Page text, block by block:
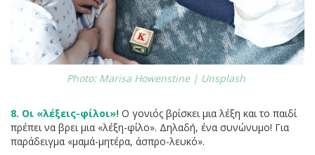
Photo: Marisa Howenstine | Unsplash
8. Οι «λέξεις-φίλοι»! Ο γονιός βρίσκει μια λέξη και το παιδί
πρέπει να βρει μια «λέξη-φίλο». Δηλαδή, ένα συνώνυμο! Για
παράδειγμα «μαμά-μητέρα, άσπρο-λευκό».